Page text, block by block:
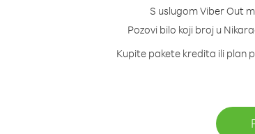
S uslugom Viber Out
Pozovi bilo koji broj u
Kupite pakete kredita ili plan